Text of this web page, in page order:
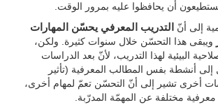
أن يحافظوا عليه بمرور الوقت.
إلى أنّ
التدريب المعرفي يحسّن المهارات
ويبقى هذا التحسّن خلال سنوات كثيرة. ولكن،
البيئية لهذا التدريب، لأنّ بعد الدراسات
أنشطة بفس المطالب المعرفية (تأثير
أخرى تشير إلى أنّ التحسّن تعمّ لمهام أخرى،
مختلفة عن المهمّة المدرّبة.